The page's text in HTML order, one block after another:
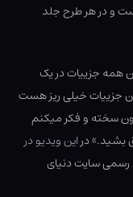
و در هر طرح جلد
همه جزییات در یک
جزییات خیلی ریز هست
سخته و فکر میکنم
بشید.» دراین ویدیو در
رسمی سایت دنیای